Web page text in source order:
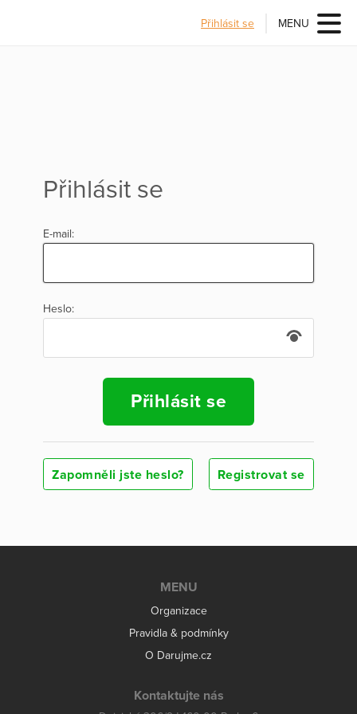
Přihlásit se MENU
Přihlásit se
E-mail:
Heslo:
Přihlásit se
Zapomněli jste heslo? Registrovat se
MENU
Organizace
Pravidla & podmínky
O Darujme.cz
Kontaktujte nás